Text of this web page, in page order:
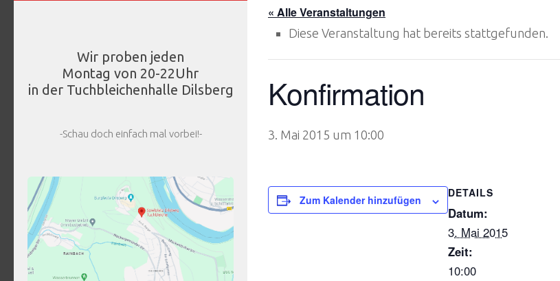
« Alle Veranstaltungen
Diese Veranstaltung hat bereits stattgefunden.
Konfirmation
3. Mai 2015 um 10:00
Zum Kalender hinzufügen
DETAILS
Datum:
3. Mai 2015
Zeit:
10:00
Wir proben jeden
Montag von 20-22Uhr
in der Tuchbleichenhalle Dilsberg
-Schau doch einfach mal vorbei!-